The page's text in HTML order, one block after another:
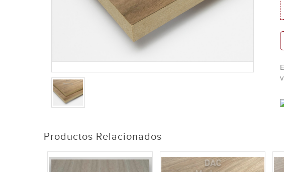
Productos Relacionados